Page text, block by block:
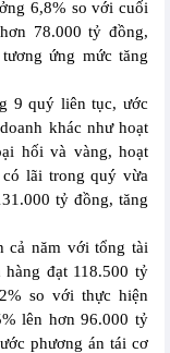
6,8% so với cuối
78.000 tỷ đồng,
ứng mức tăng
9 quý liên tục, ước
khác như hoạt
hối và vàng, hoạt
lãi trong quý vừa
tỷ đồng, tăng
cả năm với tổng tài
đạt 118.500 tỷ
so với thực hiện
lên hơn 96.000 tỷ
phương án tái cơ